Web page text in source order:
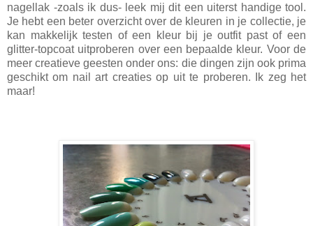
nagellak -zoals ik dus- leek mij dit een uiterst handige tool.
Je hebt een beter overzicht over de kleuren in je collectie, je
kan makkelijk testen of een kleur bij je outfit past of een
glitter-topcoat uitproberen over een bepaalde kleur. Voor de
meer creatieve geesten onder ons: die dingen zijn ook prima
geschikt om nail art creaties op uit te proberen. Ik zeg het
maar!